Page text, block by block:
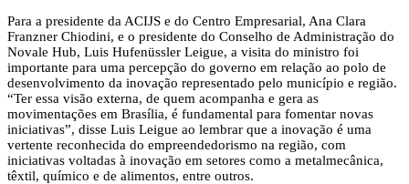
Para a presidente da ACIJS e do Centro Empresarial, Ana Clara
Franzner Chiodini, e o presidente do Conselho de Administração do
Novale Hub, Luis Hufenüssler Leigue, a visita do ministro foi
importante para uma percepção do governo em relação ao polo de
desenvolvimento da inovação representado pelo município e região.
“Ter essa visão externa, de quem acompanha e gera as
movimentações em Brasília, é fundamental para fomentar novas
iniciativas”, disse Luis Leigue ao lembrar que a inovação é uma
vertente reconhecida do empreendedorismo na região, com
iniciativas voltadas à inovação em setores como a metalmecânica,
têxtil, químico e de alimentos, entre outros.